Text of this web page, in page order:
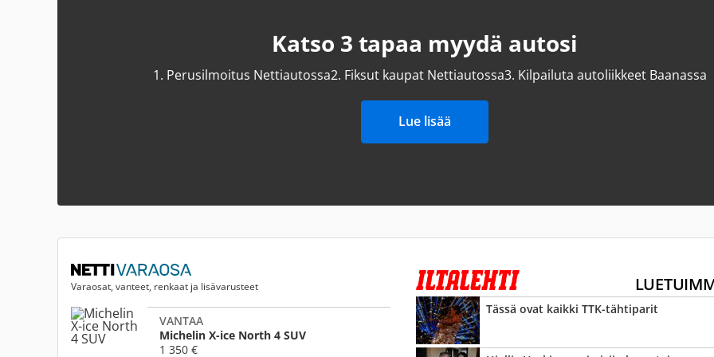
Katso 3 tapaa myydä autosi
1. Perusilmoitus Nettiautossa2. Fiksut kaupat Nettiautossa3. Kilpailuta autoliikkeet Baanassa
Lue lisää
Varaosat, vanteet, renkaat ja lisävarusteet
VANTAA
Michelin X-ice North 4 SUV
1 350 €
Tässä ovat kaikki TTK-tähtiparit